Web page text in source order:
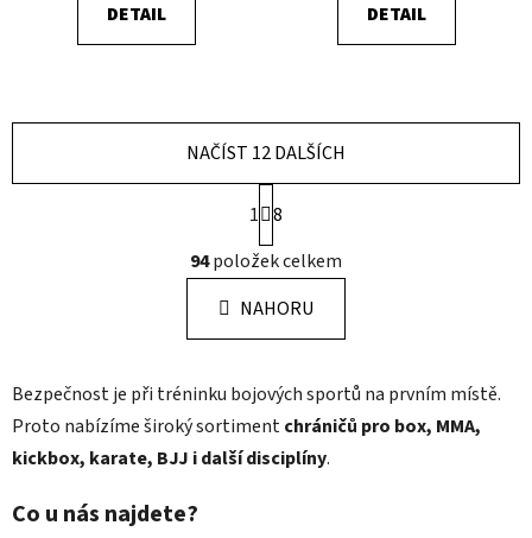
DETAIL DETAIL
O
v
l
á
d
c
í
p
NAČÍST 12 DALŠÍCH
S
t
r
á
n
k
n
í
1 8
94položek celkem
NAHORU
Bezpečnost je při tréninku bojových sportů na prvním místě.
Proto nabízíme široký sortimentchráničů pro box, MMA,
kickbox, karate, BJJ i další disciplíny.
Co u nás najdete?